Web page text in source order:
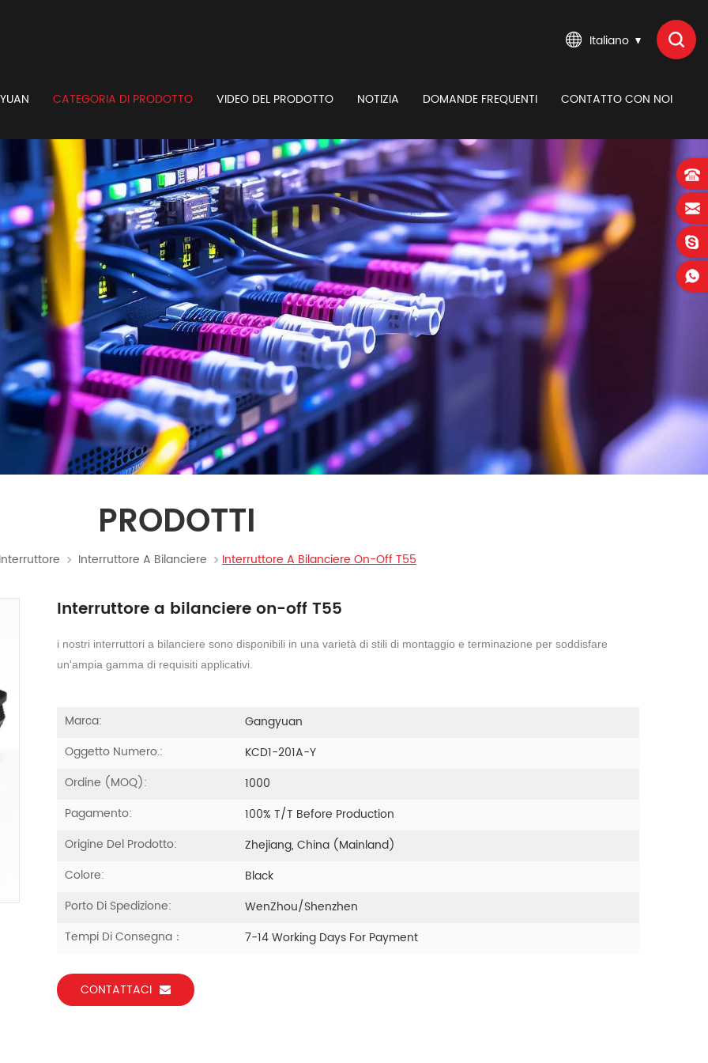
Italiano
CATEGORIA DI PRODOTTO VIDEO DEL PRODOTTO NOTIZIA DOMANDE FREQUENTI CONTATTO CON NOI
PRODOTTI
Interruttore A Bilanciere Interruttore A Bilanciere On-Off T55
Interruttore a bilanciere on-off T55
i nostri interruttori a bilanciere sono disponibili in una varietà di stili di montaggio e terminazione per soddisfare
un'ampia gamma di requisiti applicativi.
Marca:
Gangyuan
Oggetto Numero.:
KCD1-201A-Y
Ordine (MOQ):
1000
Pagamento:
100% T/T Before Production
Origine Del Prodotto:
Zhejiang, China (Mainland)
Colore:
Black
Porto Di Spedizione:
WenZhou/Shenzhen
Tempi Di Consegna：
7-14 Working Days For Payment
CONTATTACI